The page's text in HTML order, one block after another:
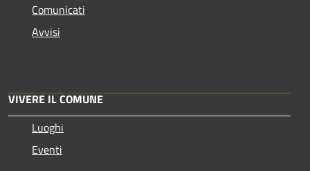
Comunicati
Avvisi
VIVERE IL COMUNE
Luoghi
Eventi